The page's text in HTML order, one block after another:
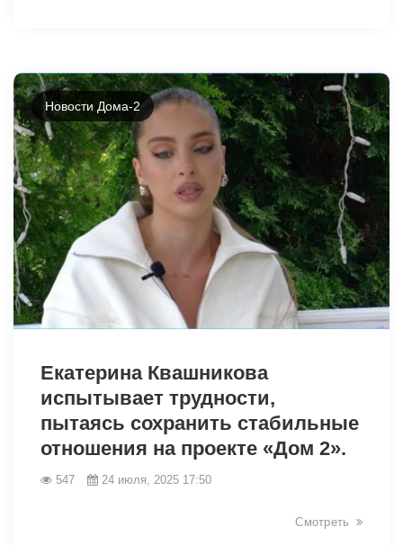
Новости Дома-2
Екатерина Квашникова
испытывает трудности,
пытаясь сохранить стабильные
отношения на проекте «Дом 2».
547 24 июля, 2025 17:50
Смотреть